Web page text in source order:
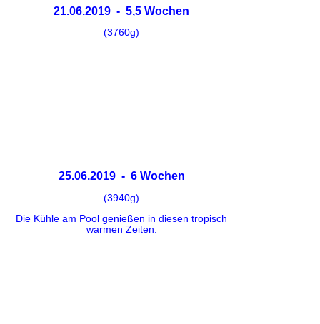
21.06.2019 - 5,5 Wochen
(3760g)
25.06.2019 - 6 Wochen
(3940g)
Die Kühle am Pool genießen in diesen tropisch
warmen Zeiten: